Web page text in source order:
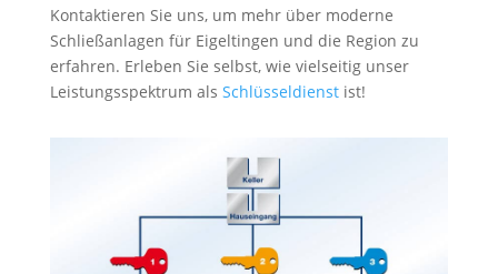
Kontaktieren Sie uns, um mehr über moderne
Schließanlagen für Eigeltingen und die Region zu
erfahren. Erleben Sie selbst, wie vielseitig unser
Leistungsspektrum als Schlüsseldienstist!